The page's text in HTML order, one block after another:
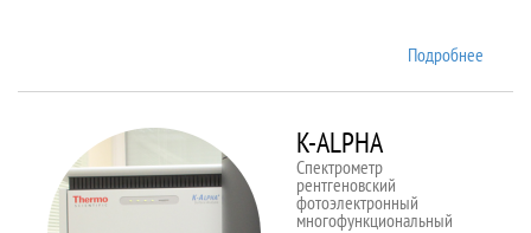
Подробнее
K-ALPHA
Спектрометр
рентгеновский
фотоэлектронный
многофункциональный